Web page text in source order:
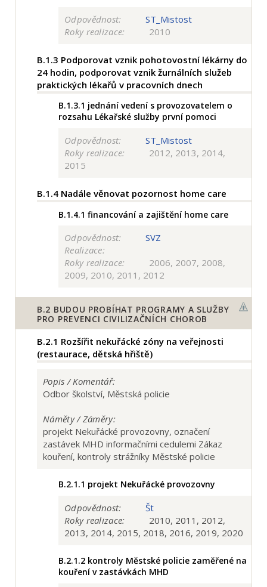
Odpovědnost:
ST_Mistost
Roky realizace:
2010
B.1.3 Podporovat vznik pohotovostní lékárny do
24 hodin, podporovat vznik žurnálních služeb
praktických lékařů v pracovních dnech
B.1.3.1 jednání vedení s provozovatelem o
rozsahu Lékařské služby první pomoci
Odpovědnost:
ST_Mistost
Roky realizace:
2012, 2013, 2014,
2015
B.1.4 Nadále věnovat pozornost home care
B.1.4.1 financování a zajištění home care
Odpovědnost:
SVZ
Realizace:
Roky realizace:
2006, 2007, 2008,
2009, 2010, 2011, 2012
B.2 BUDOU PROBÍHAT PROGRAMY A SLUŽBY
PRO PREVENCI CIVILIZAČNÍCH CHOROB
B.2.1 Rozšířit nekuřácké zóny na veřejnosti
(restaurace, dětská hřiště)
Popis / Komentář:
Odbor školství, Městská policie
Náměty / Záměry:
projekt Nekuřácké provozovny, označení
zastávek MHD informačními cedulemi Zákaz
kouření, kontroly strážníky Městské policie
B.2.1.1 projekt Nekuřácké provozovny
Odpovědnost:
Št
Roky realizace:
2010, 2011, 2012,
2013, 2014, 2015, 2018, 2016, 2019, 2020
B.2.1.2 kontroly Městské policie zaměřené na
kouření v zastávkách MHD